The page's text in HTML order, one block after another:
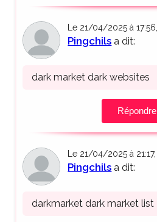
Le 21/04/2025 à 17:56,
Pingchils a dit:
dark market dark websites
Répondre
Le 21/04/2025 à 21:17,
Pingchils a dit:
darkmarket dark market list